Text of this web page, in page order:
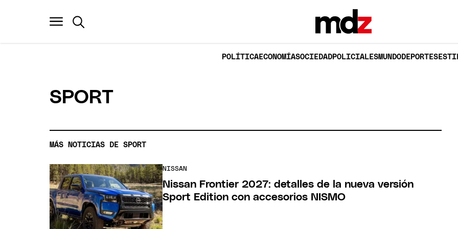
POLÍTICAECONOMÍASOCIEDADPOLICIALESMUNDODEPORTES
SPORT
MÁS NOTICIAS DE SPORT
NISSAN
Nissan Frontier 2027: detalles de la nueva versión
Sport Edition con accesorios NISMO